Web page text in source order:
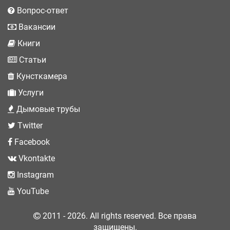
Вопрос-ответ
Вакансии
Книги
Статьи
Кунсткамера
Услуги
Дымовые трубы
Twitter
Facebook
Vkontakte
Instagram
YouTube
2011 - 2026. All rights reserved. Все права
защищены.